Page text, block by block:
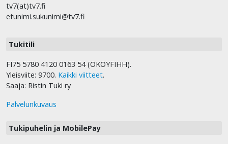
tv7(at)tv7.fi
etunimi.sukunimi@tv7.fi
Tukitili
FI75 5780 4120 0163 54 (OKOYFIHH).
Yleisviite: 9700. Kaikki viitteet.
Saaja: Ristin Tuki ry
Palvelunkuvaus
Tukipuhelin ja MobilePay